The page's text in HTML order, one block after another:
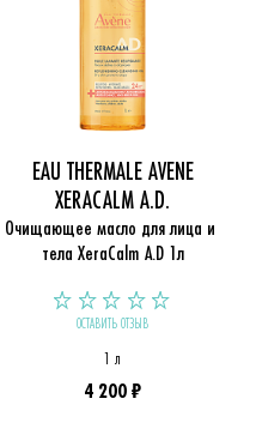
EAU THERMALE AVENE
XERACALM A.D.
Очищающее масло для лица и
тела XeraCalm A.D 1л
ОСТАВИТЬ ОТЗЫВ
1 л
4 200 ₽